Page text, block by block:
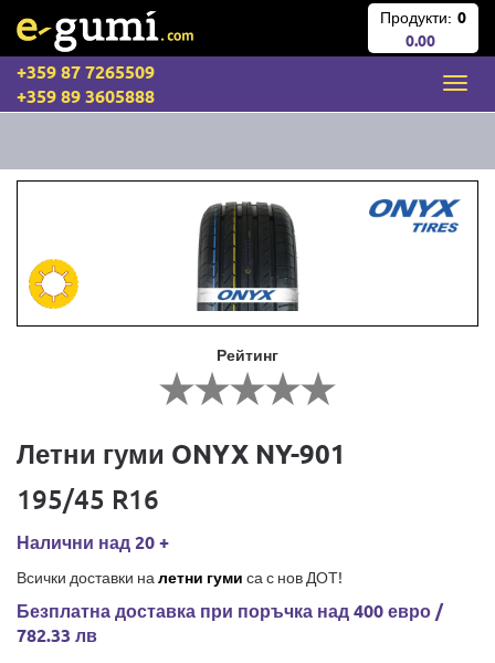
Продукти: 0
0.00
+359 87 7265509
+359 89 3605888
Рейтинг
Летни гуми ONYX NY-901
195/45 R16
Налични над 20 +
Всички доставки на летни гуми са с нов ДОТ!
Безплатна доставка при поръчка над 400 евро /
782.33 лв